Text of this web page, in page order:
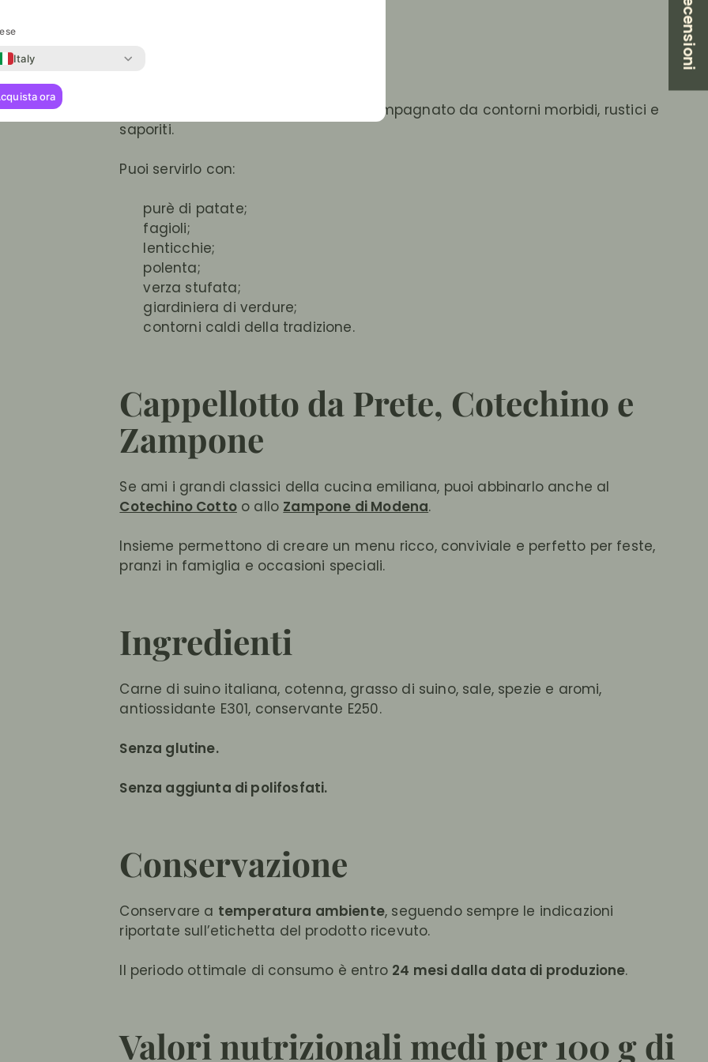
Come servirlo
Il Cappellotto da Prete è ottimo accompagnato da contorni morbidi, rustici e
saporiti.
Puoi servirlo con:
purè di patate;
fagioli;
lenticchie;
polenta;
verza stufata;
giardiniera di verdure;
contorni caldi della tradizione.
Cappellotto da Prete, Cotechino e
Zampone
Se ami i grandi classici della cucina emiliana, puoi abbinarlo anche al
Cotechino Cottoo allo Zampone di Modena.
Insieme permettono di creare un menu ricco, conviviale e perfetto per feste,
pranzi in famiglia e occasioni speciali.
Ingredienti
Carne di suino italiana, cotenna, grasso di suino, sale, spezie e aromi,
antiossidante E301, conservante E250.
Senza glutine.
Senza aggiunta di polifosfati.
Conservazione
Conservare a temperatura ambiente, seguendo sempre le indicazioni
riportate sull’etichetta del prodotto ricevuto.
Il periodo ottimale di consumo è entro 24 mesi dalla data di produzione.
Valori nutrizionali medi per 100 g di
Italy
ora